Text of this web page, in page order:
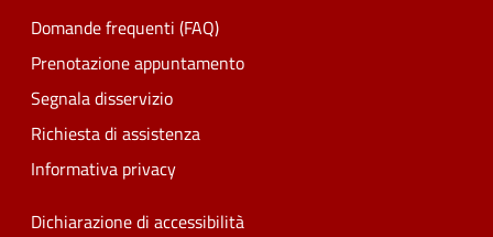
Domande frequenti (FAQ)
Prenotazione appuntamento
Segnala disservizio
Richiesta di assistenza
Informativa privacy
Dichiarazione di accessibilità